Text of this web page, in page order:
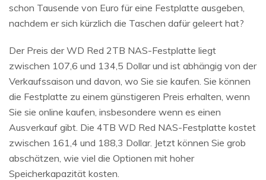
schon Tausende von Euro für eine Festplatte ausgeben,
nachdem er sich kürzlich die Taschen dafür geleert hat?
Der Preis der WD Red 2TB NAS-Festplatte liegt
zwischen 107,6 und 134,5 Dollar und ist abhängig von der
Verkaufssaison und davon, wo Sie sie kaufen. Sie können
die Festplatte zu einem günstigeren Preis erhalten, wenn
Sie sie online kaufen, insbesondere wenn es einen
Ausverkauf gibt. Die 4TB WD Red NAS-Festplatte kostet
zwischen 161,4 und 188,3 Dollar. Jetzt können Sie grob
abschätzen, wie viel die Optionen mit hoher
Speicherkapazität kosten.